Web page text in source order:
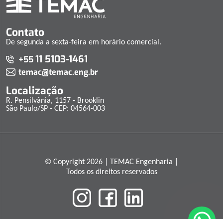
Contato
De segunda a sexta-feira em horário comercial.
+5511 5103-1461
temac@temac.eng.br
Localização
R. Pensilvânia, 1157 - Brooklin
São Paulo/SP - CEP: 04564-003
© Copyright 2026 | TEMAC Engenharia |
Todos os direitos reservados